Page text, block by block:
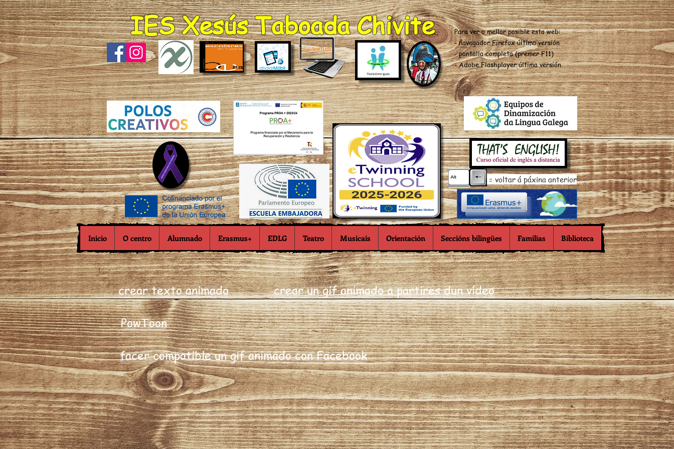
Para ver o mellor posible esta web:
- navegador Firefox última versión
- pantalla completa (premer F11)
- Adobe Flashplayer última versión
= voltar á páxina anterior
IES Xesús Taboada Chivite
Inicio O centro Alumnado Erasmus+ EDLG Teatro Musicais Orientación Seccións bilingües Familias Biblioteca
crear texto animado crear un gif animado a partires dun vídeo
PowToon
facer compatible un gif animado con Facebook